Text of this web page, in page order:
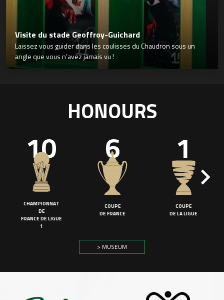
Visite du stade Geoffroy-Guichard
Laissez vous guider dans les coulisses du Chaudron sous un
angle que vous n’avez jamais vu !
HONOURS
10
CHAMPIONNAT
DE
FRANCE DE LIGUE
1
6
COUPE
DE FRANCE
1
COUPE
DE LA LIGUE
> MUSEUM